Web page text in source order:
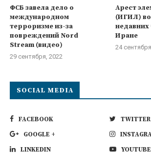
ФСБ завела дело о
международном
терроризме из-за
повреждений Nord
Stream (видео)
29 сентября, 2022
Арест
(ИГИЛ)
недавних
Иране
24
SOCIAL MEDIA
FACEBOOK
TWITTER
GOOGLE +
LINKEDIN
YOUTUBE